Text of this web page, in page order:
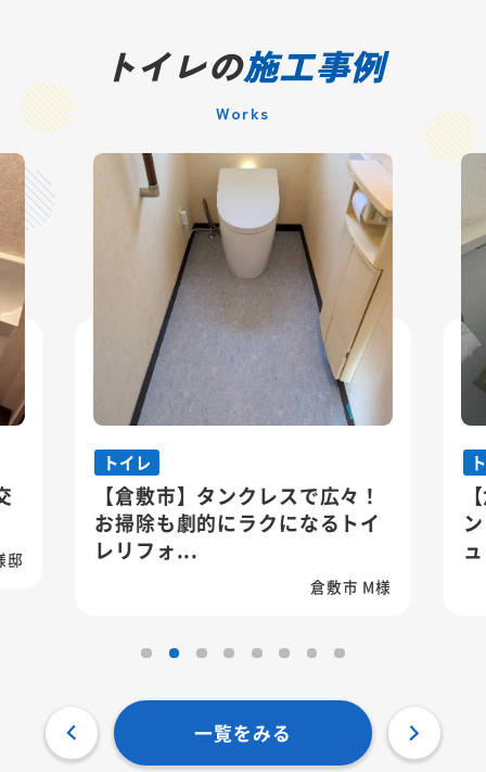
トイレの施工事例
Works
トイレ
【倉敷市】タンクレスで広々！
お掃除も劇的にラクになるトイ
レリフォ...
倉敷市 M様
ト
ュ
一覧をみる